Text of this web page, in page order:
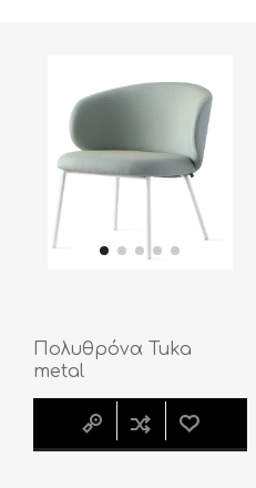
Πολυθρόνα Tuka
metal